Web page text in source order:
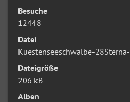
Besuche
12448
Datei
Kuestenseeschwalbe-
Dateigröße
206 kB
Alben